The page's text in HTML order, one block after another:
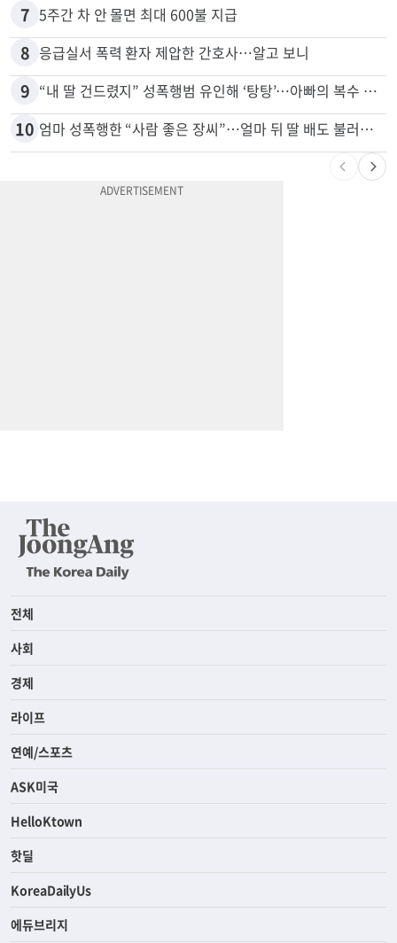
6 40만명 SSI<생활보조금> 월 331불 깎이나
7 5주간 차 안 몰면 최대 600불 지급
8 응급실서 폭력 환자 제압한 간호사…알고 보니
9 “내 딸 건드렸지” 성폭행범 유인해 ‘탕탕’…아빠의 복수 결말
엄마 성폭행한 “사람 좋은 장씨”…얼마 뒤 딸 배도 불러왔다
전체
사회
경제
라이프
연예/스포츠
ASK미국
HelloKtown
핫딜
KoreaDailyUs